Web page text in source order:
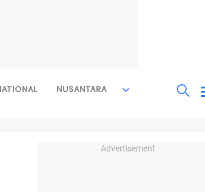
NUSANTARA
Advertisement